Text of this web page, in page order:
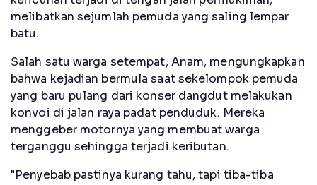
melibatkan sejumlah pemuda yang saling lempar
batu.
Salah satu warga setempat, Anam, mengungkapkan
bahwa kejadian bermula saat sekelompok pemuda
yang baru pulang dari konser dangdut melakukan
konvoi di jalan raya padat penduduk. Mereka
menggeber motornya yang membuat warga
terganggu sehingga terjadi keributan.
"Penyebab pastinya kurang tahu, tapi tiba-tiba